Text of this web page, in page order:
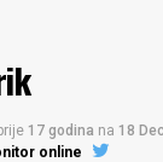
pokušao je
koji je uređivao
nije ni
17 godina na 18
online